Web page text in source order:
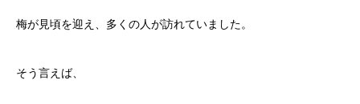
梅が見頃を迎え、多くの人が訪れていました。
そう言えば、